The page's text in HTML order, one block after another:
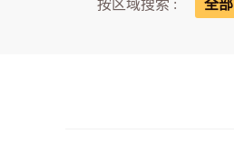
按区域搜索 : 全部